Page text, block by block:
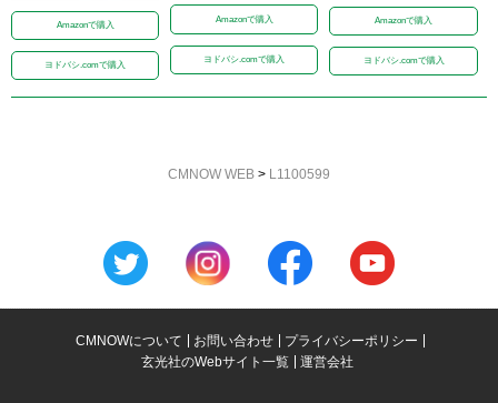
Amazonで購入
ヨドバシ.comで購入
Amazonで購入
ヨドバシ.comで購入
Amazonで購入
ヨドバシ.comで購入
CMNOW WEB > L1100599
CMNOWについて お問い合わせ
プライバシーポリシー
玄光社のWebサイト一覧
運営会社